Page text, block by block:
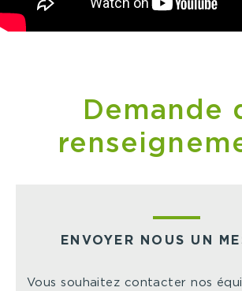
Demande
ENVOYER NOUS UN
Vous souhaitez contacter nos